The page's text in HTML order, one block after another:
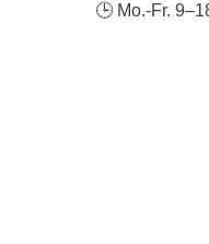
🕒 Mo.-Fr.